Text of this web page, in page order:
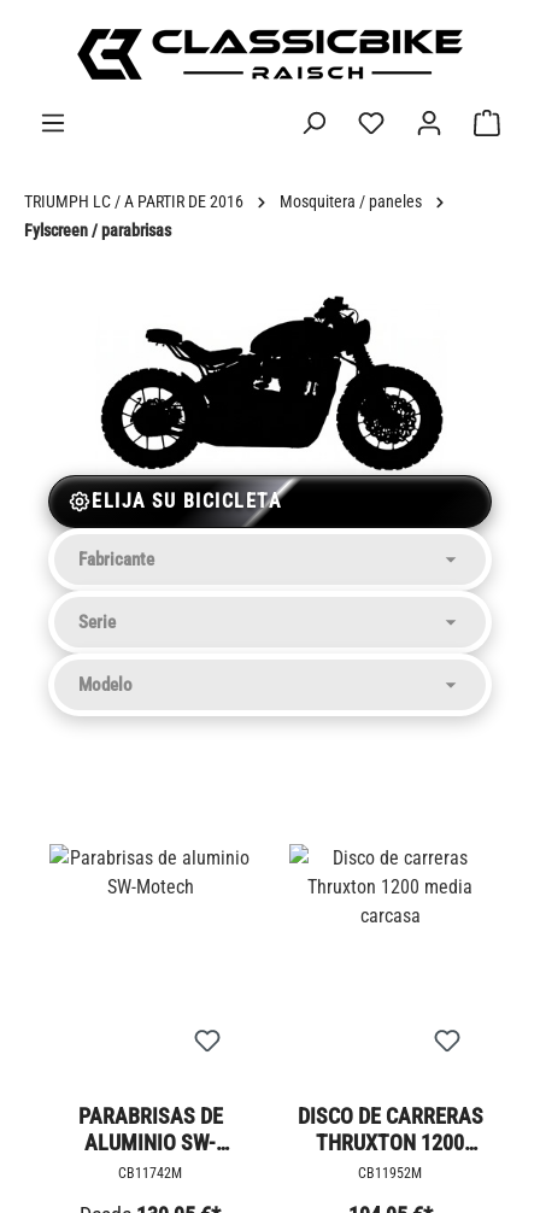
principal
TRIUMPH LC / A PARTIR DE 2016
Mosquitera / paneles
Fylscreen / parabrisas
ELIJA SU BICICLETA
PARABRISAS DE
ALUMINIO SW-
MOTECH
CB11742M
DISCO DE CARRERAS
THRUXTON 1200
MEDIA CARCASA
CB11952M